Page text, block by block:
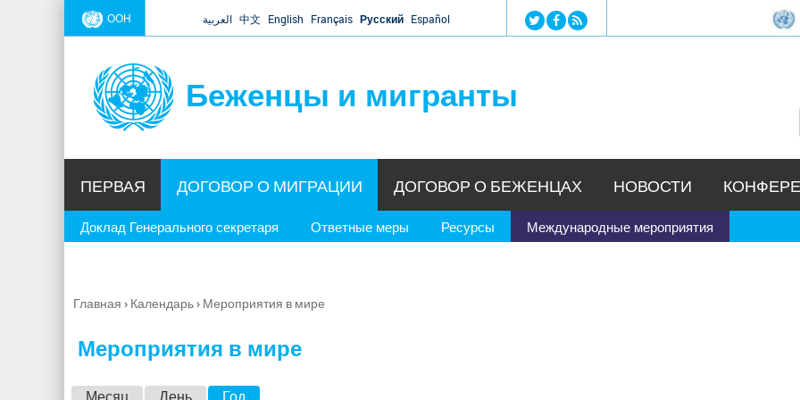
Jump to navigation
ООН العربية 中文 English Français Русский Español
Беженцы и мигранты
ПЕРВАЯ ДОГОВОР О МИГРАЦИИ
Доклад Генерального секретаря Ответные меры Ресурсы Международные мероприятия
ДОГОВОР О БЕЖЕНЦАХ НОВОСТИ
Вы
Главная › Календарь› Мероприятия в мире
Мероприятия в мире